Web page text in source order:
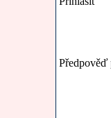
Předpověď